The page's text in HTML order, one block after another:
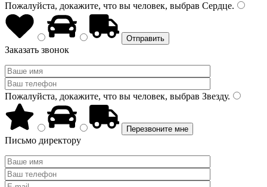
Пожалуйста, докажите, что вы человек, выбрав Сердце.
Заказать звонок
Пожалуйста, докажите, что вы человек, выбрав Звезду.
Письмо директору